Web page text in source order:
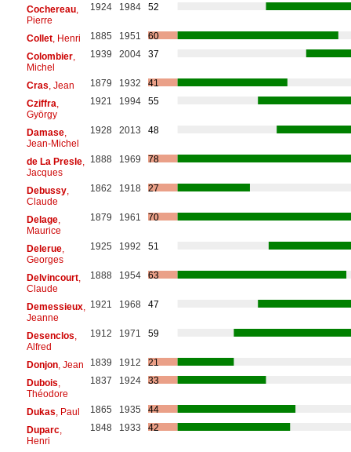
Cochereau,
Pierre
1924 1984 52
Collet, Henri 1885 1951
60
Colombier,
Michel
1939 2004 37
Cras , Jean 1879 1932
41
Cziffra
György
1921 1994 55
Damase,
Jean-Michel
1928 2013 48
de La Presle,
Jacques
1888 1969 78
Debussy,
Claude
1862 1918 27
Delage,
Maurice
1879 1961 70
Delerue,
Georges
1925 1992 51
Delvincourt,
Claude
1888 1954 63
Demessieux,
Jeanne
1921 1968 47
Desenclos
Alfred
1912 1971 59
Donjon, Jean 1839 1912
21
Dubois
Théodore
1837 1924 33
Dukas , Paul 1865 1935
44
Duparc,
Henri
1848 1933 42